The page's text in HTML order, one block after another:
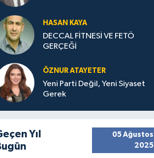
HASAN KAYA
DECCAL FİTNESİ VE FETÖ
GERÇEĞİ
ÖZNUR ATAYETER
Yeni Parti Değil, Yeni Siyaset
Gerek
Yıl
05 Ağustos
2025